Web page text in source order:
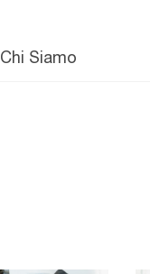
Chi Siamo